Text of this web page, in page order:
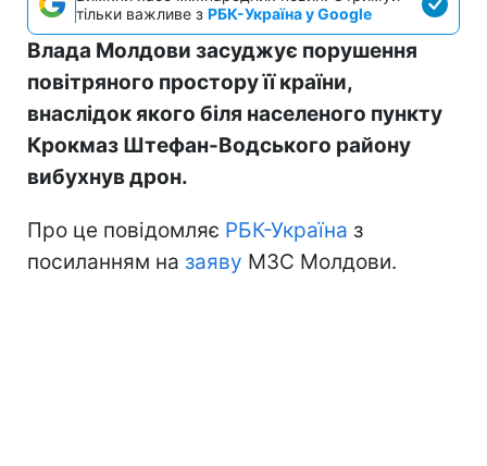
тільки важливе з РБК-Україна у Google
Влада Молдови засуджує порушення
повітряного простору її країни,
внаслідок якого біля населеного пункту
Крокмаз Штефан-Водського району
вибухнув дрон.
Про це повідомляє РБК-Україна з
посиланням на заяву МЗС Молдови.